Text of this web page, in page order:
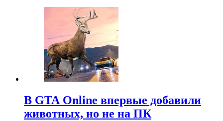
В GTA Online впервые добавили
животных, но не на ПК